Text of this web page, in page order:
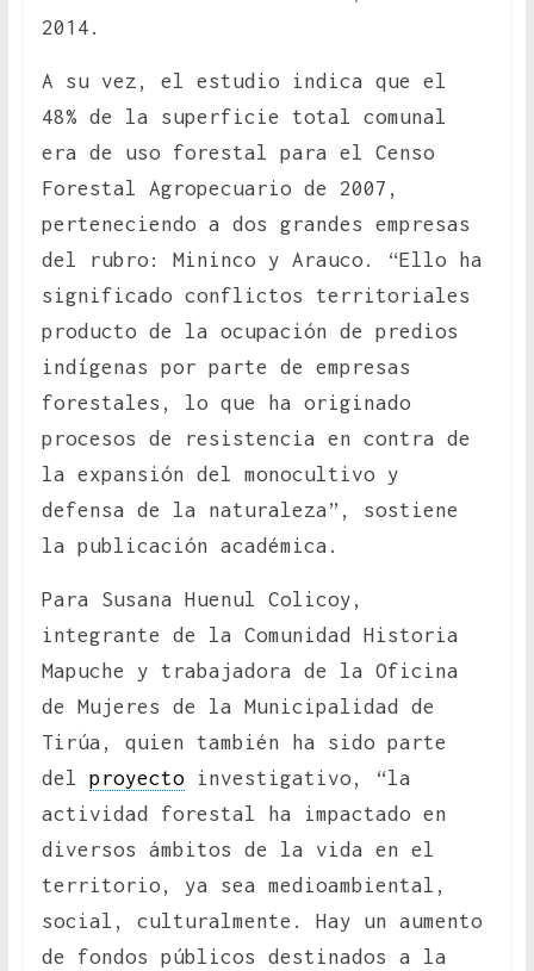
2014.
A su vez, el estudio indica que el
48% de la superficie total comunal
era de uso forestal para el Censo
Forestal Agropecuario de 2007,
perteneciendo a dos grandes empresas
del rubro: Mininco y Arauco. “Ello ha
significado conflictos territoriales
producto de la ocupación de predios
indígenas por parte de empresas
forestales, lo que ha originado
procesos de resistencia en contra de
la expansión del monocultivo y
defensa de la naturaleza”, sostiene
la publicación académica.
Para Susana Huenul Colicoy,
integrante de la Comunidad Historia
Mapuche y trabajadora de la Oficina
de Mujeres de la Municipalidad de
Tirúa, quien también ha sido parte
del proyectoinvestigativo, “la
actividad forestal ha impactado en
diversos ámbitos de la vida en el
territorio, ya sea medioambiental,
social, culturalmente. Hay un aumento
de fondos públicos destinados a la